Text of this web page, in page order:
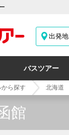
出発地
バスツアー
ら探す 北海道
館